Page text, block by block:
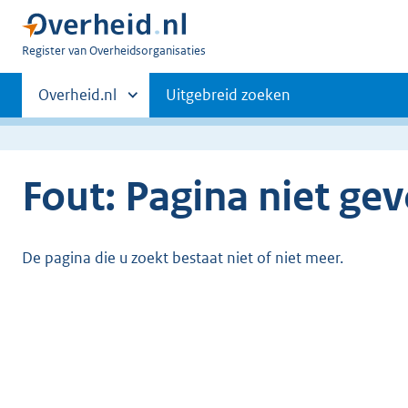
U
Register van Overheidsorganisaties
Primaire
navigatie
Andere
sites
Overheid.nl Uitgebreid zoeken
Fout: Pagina niet
De pagina die u zoekt bestaat niet of niet meer.